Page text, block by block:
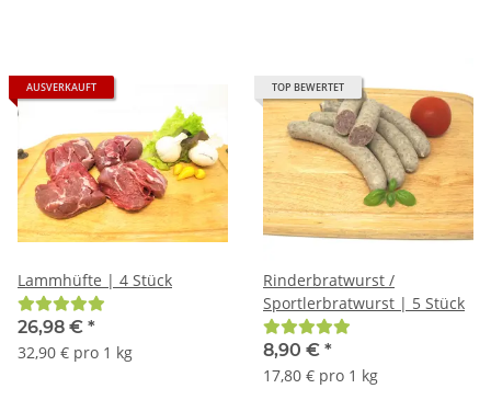
AUSVERKAUFT
Lammhüfte | 4 Stück
26,98 € *
32,90 € pro 1 kg
TOP BEWERTET
Rinderbratwurst /
Sportlerbratwurst | 5 Stück
8,90 € *
17,80 € pro 1 kg